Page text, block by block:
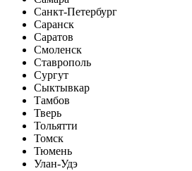
Санкт-Петербург
Саранск
Саратов
Смоленск
Ставрополь
Сургут
Сыктывкар
Тамбов
Тверь
Тольятти
Томск
Тюмень
Улан-Удэ